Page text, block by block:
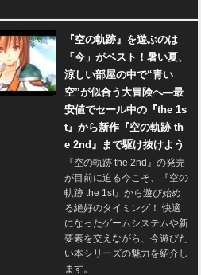
『空の軌跡』を遊ぶのは
「今」がベスト！暑い夏、
涼しい部屋の中で“青い
空”が似合う大冒険へ―最
安値でセール中の『the 1s
t』から新作『空の軌跡 th
e 2nd』まで駆け抜けよう
『空の軌跡 the 2nd』の発売
が目前に迫る今こそ、『空の
軌跡 the 1st』から遊び始め
る絶好のタイミング！ 快適
になったゲームシステムや新
要素を交えながら、今遊びた
い本シリーズの魅力を紹介し
ます。